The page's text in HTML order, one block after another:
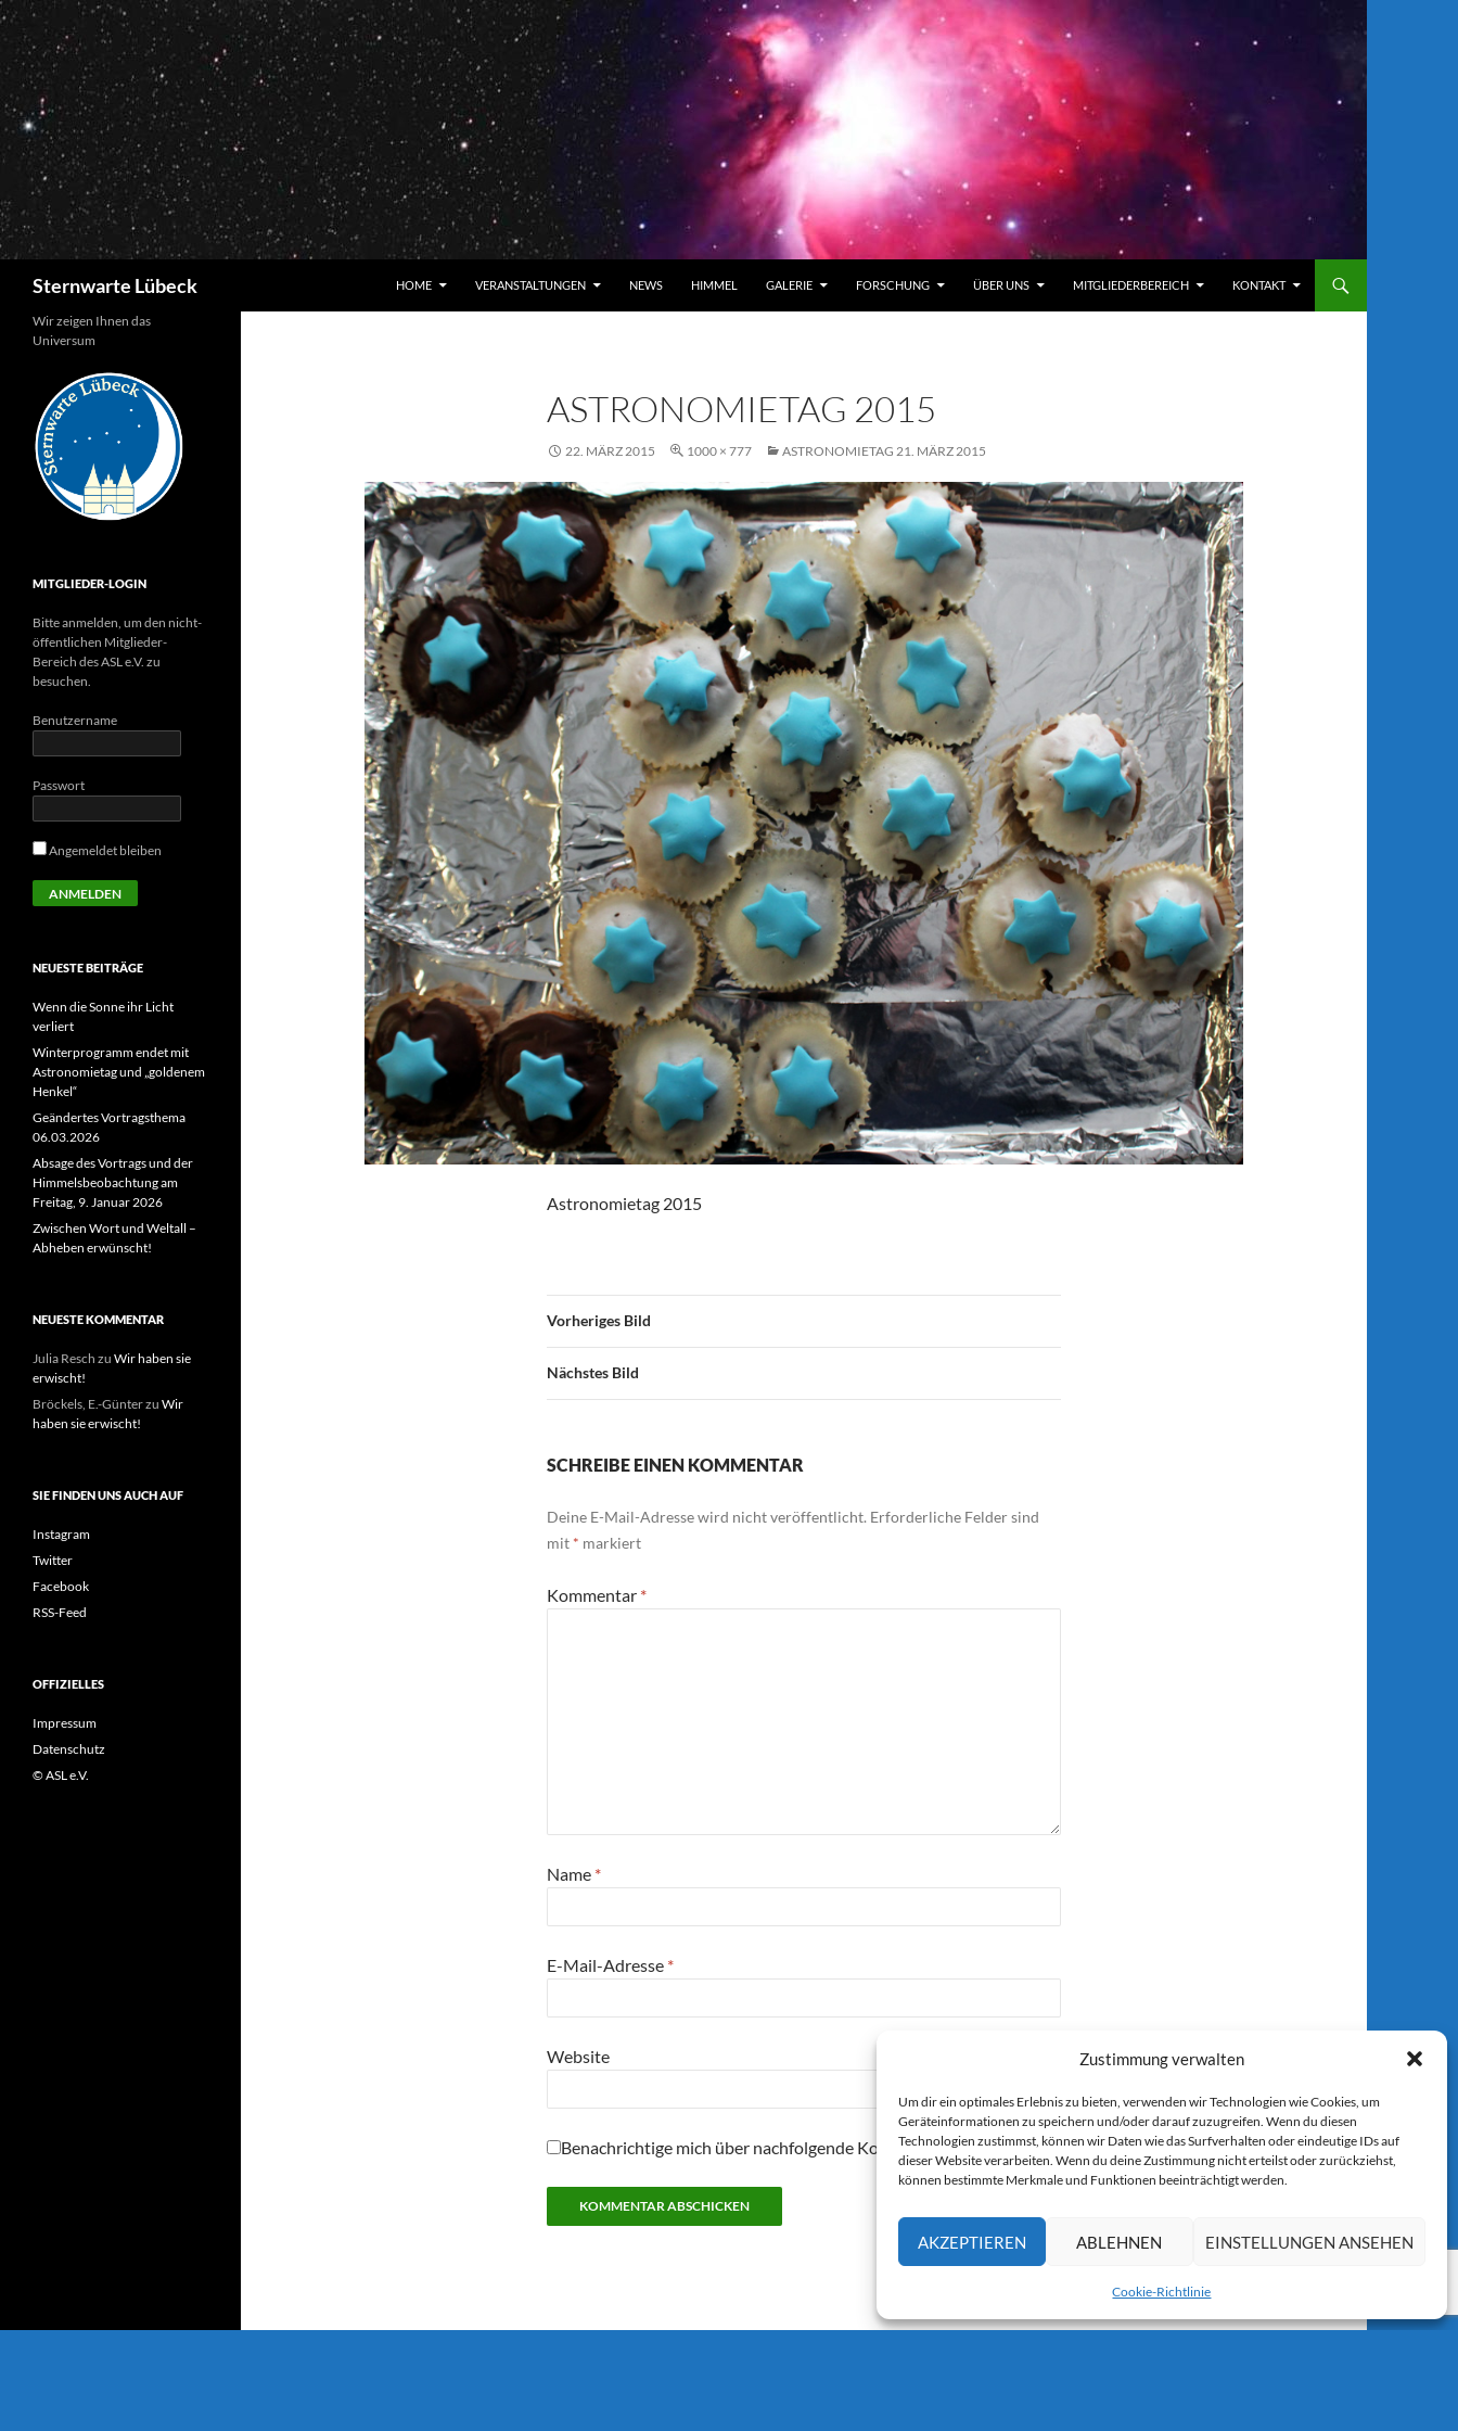
Zustimmung verwalten
Um dir ein optimales Erlebnis zu bieten, verwenden wir Technologien wie Cookies, um
Geräteinformationen zu speichern und/oder darauf zuzugreifen. Wenn du diesen
Technologien zustimmst, können wir Daten wie das Surfverhalten oder eindeutige IDs auf
dieser Website verarbeiten. Wenn du deine Zustimmung nicht erteilst oder zurückziehst,
können bestimmte Merkmale und Funktionen beeinträchtigt werden.
AKZEPTIEREN ABLEHNEN EINSTELLUNGEN ANSEHEN
Cookie-Richtlinie
Zum
Inhalt
springen
Sternwarte Lübeck HOME VERANSTALTUNGEN NEWS HIMMEL GALERIE FORSCHUNG ÜBER UNS MITGLIEDERBEREICH KONTAKT
ASTRONOMIETAG 2015
22. MÄRZ 2015 1000 × 777 ASTRONOMIETAG 21. MÄRZ 2015
Astronomietag 2015
Vorheriges Bild
Nächstes Bild
SCHREIBE EINEN KOMMENTAR
Deine E-Mail-Adresse wird nicht veröffentlicht. Erforderliche Felder sind
mit * markiert
Kommentar *
Name *
E-Mail-Adresse *
Website
Benachrichtige mich über nachfolgende Kommentare per E-Mail.
Wir zeigen Ihnen das
Universum
MITGLIEDER-LOGIN
Bitte anmelden, um den nicht-
öffentlichen Mitglieder-
Bereich des ASL e.V. zu
besuchen.
Benutzername
Passwort
Angemeldet bleiben
NEUESTE BEITRÄGE
Wenn die Sonne ihr Licht
verliert
Winterprogramm endet mit
Astronomietag und „goldenem
Henkel“
Geändertes Vortragsthema
06.03.2026
Absage des Vortrags und der
Himmelsbeobachtung am
Freitag, 9. Januar 2026
Zwischen Wort und Weltall –
Abheben erwünscht!
NEUESTE KOMMENTAR
Julia Resch zu Wir haben sie
erwischt!
Bröckels, E.-Günterzu Wir
haben sie erwischt!
SIE FINDEN UNS AUCH AUF
Instagram
Twitter
Facebook
RSS-Feed
OFFIZIELLES
Impressum
Datenschutz
© ASL e.V.